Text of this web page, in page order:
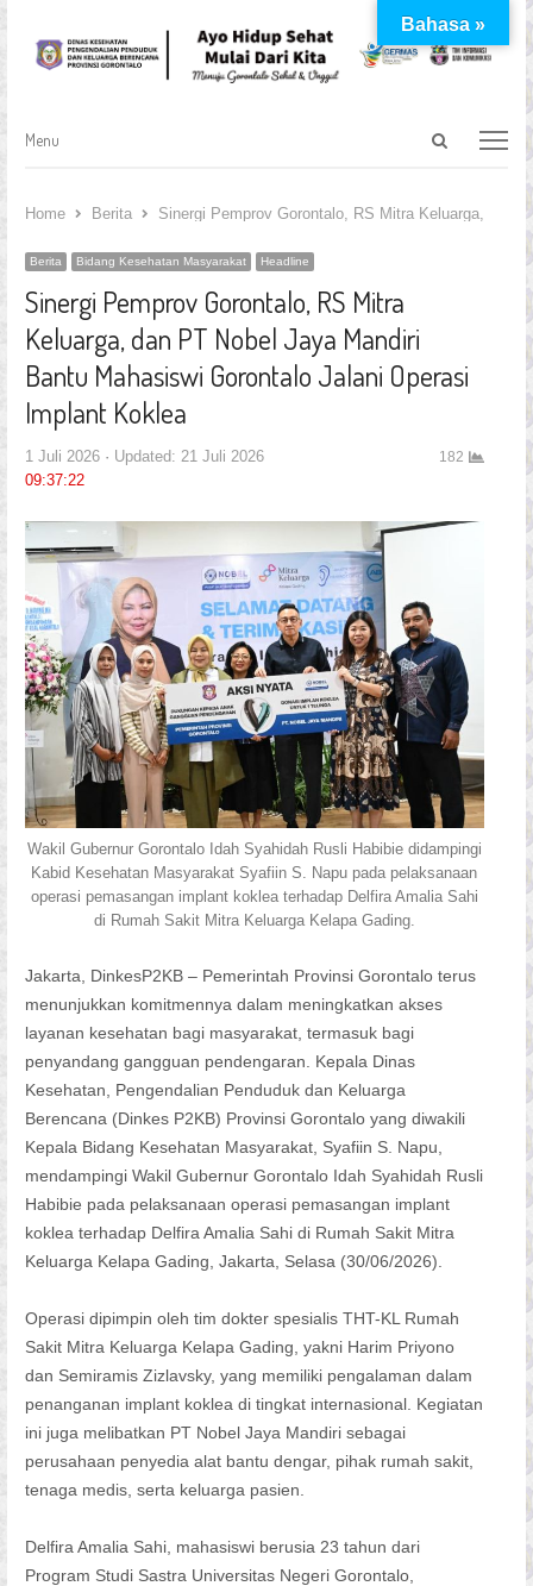
Open
Menu
Menu
Home Berita Sinergi Pemprov Gorontalo, RS Mitra Keluarga, dan
Berita Bidang Kesehatan Masyarakat Headline
Sinergi Pemprov Gorontalo, RS Mitra
Keluarga, dan PT Nobel Jaya Mandiri
Bantu Mahasiswi Gorontalo Jalani Operasi
Implant Koklea
1 Juli 2026
Updated: 21 Juli 2026
09:37:22
182
Wakil Gubernur Gorontalo Idah Syahidah Rusli Habibie didampingi
Kabid Kesehatan Masyarakat Syafiin S. Napu pada pelaksanaan
operasi pemasangan implant koklea terhadap Delfira Amalia Sahi
di Rumah Sakit Mitra Keluarga Kelapa Gading.
Jakarta, DinkesP2KB – Pemerintah Provinsi Gorontalo terus
menunjukkan komitmennya dalam meningkatkan akses
layanan kesehatan bagi masyarakat, termasuk bagi
penyandang gangguan pendengaran. Kepala Dinas
Kesehatan, Pengendalian Penduduk dan Keluarga
Berencana (Dinkes P2KB) Provinsi Gorontalo yang diwakili
Kepala Bidang Kesehatan Masyarakat, Syafiin S. Napu,
mendampingi Wakil Gubernur Gorontalo Idah Syahidah Rusli
Habibie pada pelaksanaan operasi pemasangan implant
koklea terhadap Delfira Amalia Sahi di Rumah Sakit Mitra
Keluarga Kelapa Gading, Jakarta, Selasa (30/06/2026).
Operasi dipimpin oleh tim dokter spesialis THT-KL Rumah
Sakit Mitra Keluarga Kelapa Gading, yakni Harim Priyono
dan Semiramis Zizlavsky, yang memiliki pengalaman dalam
penanganan implant koklea di tingkat internasional. Kegiatan
ini juga melibatkan PT Nobel Jaya Mandiri sebagai
perusahaan penyedia alat bantu dengar, pihak rumah sakit,
tenaga medis, serta keluarga pasien.
Delfira Amalia Sahi, mahasiswi berusia 23 tahun dari
Program Studi Sastra Universitas Negeri Gorontalo,
Bahasa »